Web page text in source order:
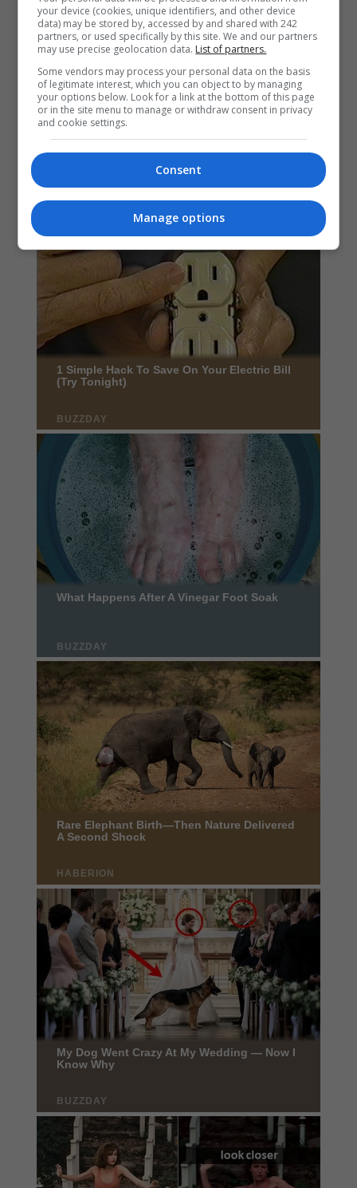
your device (cookies, unique identifiers, and other device
data) may be stored by, accessed by and shared with 242
partners, or used specifically by this site. We and our partners
may use precise geolocation data. List of partners.
Some vendors may process your personal data on the basis
of legitimate interest, which you can object to by managing
your options below. Look for a link at the bottom of this page
or in the site menu to manage or withdraw consent in privacy
and cookie settings.
Consent
Manage options